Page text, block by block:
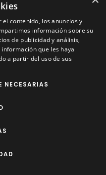
Palmera 14120 Córdoba
contenido, los anuncios y
información sobre su
de publicidad y análisis,
que les haya
a partir del uso de sus
NECESARIAS